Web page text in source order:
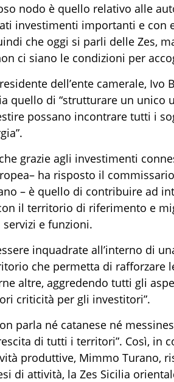
nodo è quello relativo alle
investimenti importanti e con
che oggi si parli delle Zes,
ci siano le condizioni per
dell’ente camerale, Ivo
quello di “strutturare un unico
possano incontrare tutti i
grazie agli investimenti
– ha risposto il
– è quello di contribuire ad
il territorio di riferimento e
e funzioni.
inquadrate all’interno di
che permetta di rafforzare
altre, aggredendo tutti gli
criticità per gli investitori”.
parla né catanese né
di tutti i territori”. Così, in
produttive, Mimmo Turano,
di attività, la Zes Sicilia